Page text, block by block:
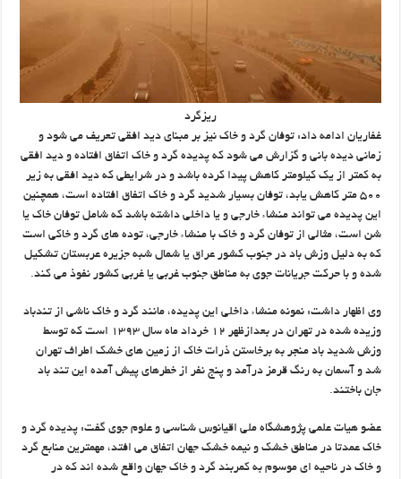
ریزگرد
غفاریان ادامه داد: توفان گرد و خاک نیز بر مبنای دید افقی تعریف می شود و
زمانی دیده‌ بانی و گزارش می شود که ‌پدیده گرد و خاک اتفاق افتاده و دید افقی
به کمتر از یک کیلومتر کاهش پیدا کرده باشد و در شرایطی ‌که دید افقی به زیر
۵۰۰ متر کاهش یابد، توفان بسیار شدید گرد و خاک اتفاق افتاده است، همچنین
این ‌پدیده می تواند منشاء خارجی و یا داخلی داشته باشد که شامل توفان خاک یا
شن است، مثالی از توفان ‌گرد و خاک با منشاء خارجی، توده های گرد و خاکی است
که به دلیل وزش باد در جنوب کشور عراق یا ‌شمال شبه‌ جزیره ‌عربستان تشکیل
شده و با حرکت جریانات جوی به مناطق جنوب غربی یا غربی ‌کشور نفوذ می کند.
وی اظهار داشت: نمونه ‌منشاء داخلی این ‌پدیده، مانند گرد و خاک ناشی از تندباد
وزیده شده در ‌تهران در بعدازظهر ۱۲ خرداد ماه سال ۱۳۹۳ است که توسط
وزش شدید باد منجر به برخاستن ذرات خاک ‌از زمین های خشک اطراف تهران
شد و آسمان به رنگ قرمز درآمد و پنج نفر از ‌خطرهای پیش‌ آمده ‌این تند باد
جان باختند. ‌
عضو هیات علمی پژوهشگاه ملی ‌اقیانوس شناسی و علوم جوی گفت: پدیده گرد و
خاک عمدتا در مناطق خشک و نیمه خشک جهان اتفاق می افتد، مهمترین منابع ‌گرد
و خاک در ناحیه ‌ای موسوم به کمربند گرد و خاک جهان واقع شده اند که در